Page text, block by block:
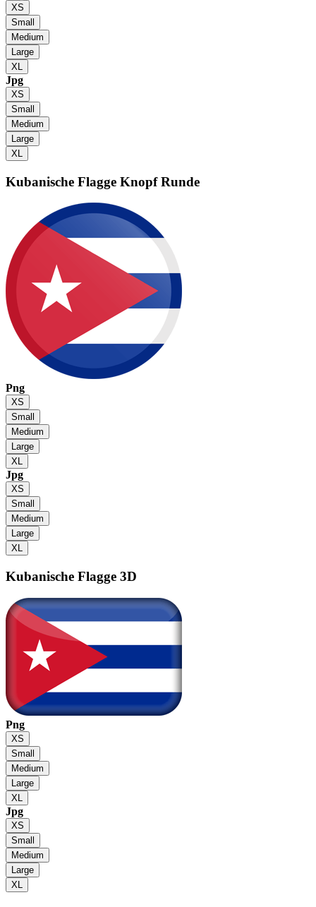
XS
Small
Medium
Large
XL
Jpg
XS
Small
Medium
Large
XL
Kubanische Flagge Knopf Runde
Png
XS
Small
Medium
Large
XL
Jpg
XS
Small
Medium
Large
XL
Kubanische Flagge 3D
Png
XS
Small
Medium
Large
XL
Jpg
XS
Small
Medium
Large
XL